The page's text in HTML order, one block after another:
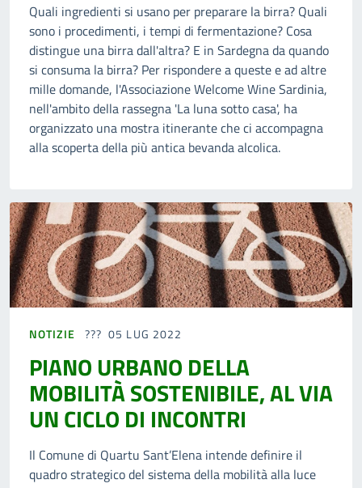
Quali ingredienti si usano per preparare la birra? Quali
sono i procedimenti, i tempi di fermentazione? Cosa
distingue una birra dall'altra? E in Sardegna da quando
si consuma la birra? Per rispondere a queste e ad altre
mille domande, l'Associazione Welcome Wine Sardinia,
nell'ambito della rassegna 'La luna sotto casa', ha
organizzato una mostra itinerante che ci accompagna
alla scoperta della più antica bevanda alcolica.
NOTIZIE 05 LUG 2022
PIANO URBANO DELLA
MOBILITÀ SOSTENIBILE, AL VIA
UN CICLO DI INCONTRI
Il Comune di Quartu Sant’Elena intende definire il
quadro strategico del sistema della mobilità alla luce